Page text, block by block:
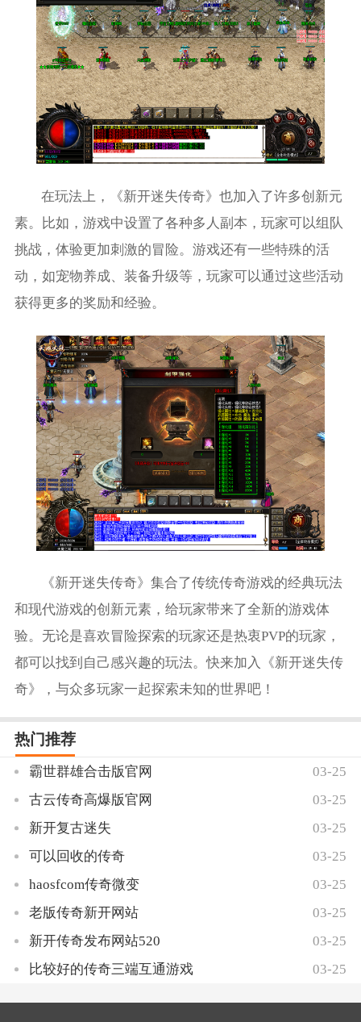
在玩法上，《新开迷失传奇》也加入了许多创新元
素。比如，游戏中设置了各种多人副本，玩家可以组队
挑战，体验更加刺激的冒险。游戏还有一些特殊的活
动，如宠物养成、装备升级等，玩家可以通过这些活动
获得更多的奖励和经验。
《新开迷失传奇》集合了传统传奇游戏的经典玩法
和现代游戏的创新元素，给玩家带来了全新的游戏体
验。无论是喜欢冒险探索的玩家还是热衷PVP的玩家，
都可以找到自己感兴趣的玩法。快来加入《新开迷失传
奇》，与众多玩家一起探索未知的世界吧！
热门推荐
霸世群雄合击版官网
03-25
古云传奇高爆版官网
03-25
新开复古迷失
03-25
可以回收的传奇
03-25
haosfcom传奇微变
03-25
老版传奇新开网站
03-25
新开传奇发布网站520
03-25
比较好的传奇三端互通游戏
03-25